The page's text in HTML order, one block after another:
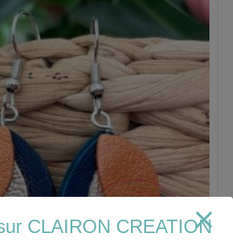
CLAIRON CREATION